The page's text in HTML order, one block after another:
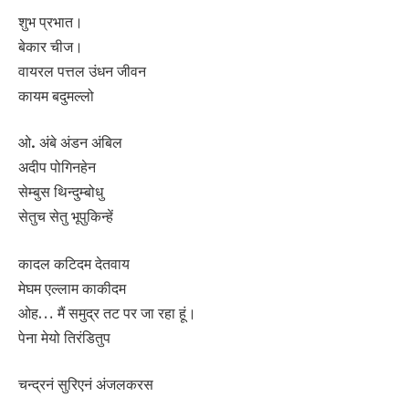
शुभ प्रभात।
बेकार चीज।
वायरल पत्तल उंधन जीवन
कायम बदुमल्लो
ओ. अंबे अंडन अंबिल
अदीप पोगिनहेन
सेम्बुस थिन्दुम्बोधु
सेतुच सेतु भूपुकिन्हें
कादल कटिदम देतवाय
मेघम एल्लाम काकीदम
ओह… मैं समुद्र तट पर जा रहा हूं।
पेना मेयो तिरंडितुप
चन्द्रनं सुरिएनं अंजलकरस